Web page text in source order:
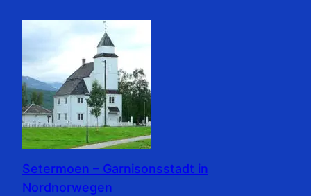
Setermoen – Garnisonsstadt in
Nordnorwegen